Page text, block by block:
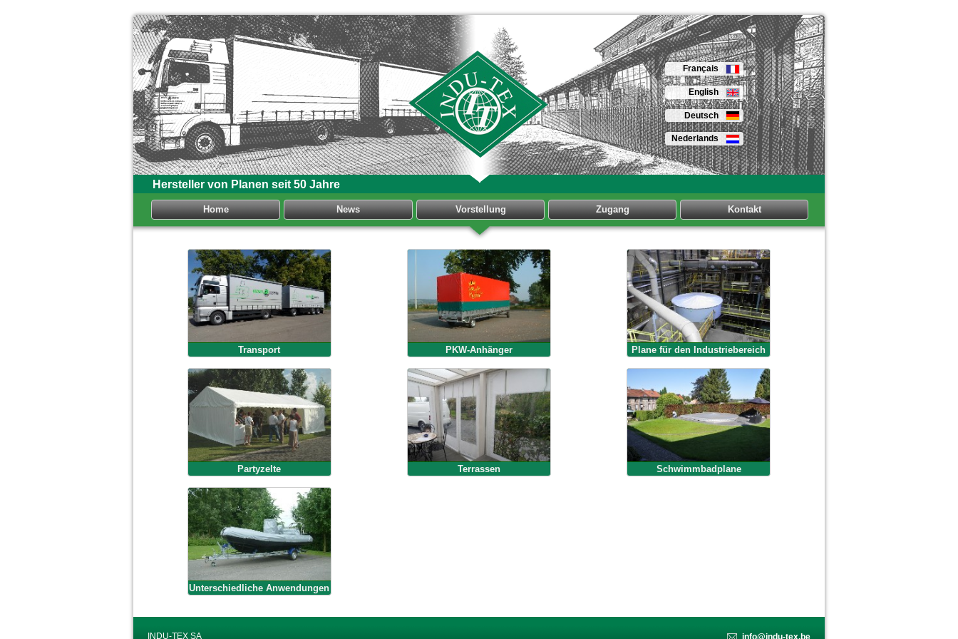
Hersteller von Planen seit 50 Jahre
Français
English
Deutsch
Nederlands
Home News Vorstellung Zugang Kontakt
Transport PKW-Anhänger Plane für den Industriebereich
Partyzelte Terrassen Schwimmbadplane
Unterschiedliche Anwendungen
INDU-TEX SA info@indu-tex.be